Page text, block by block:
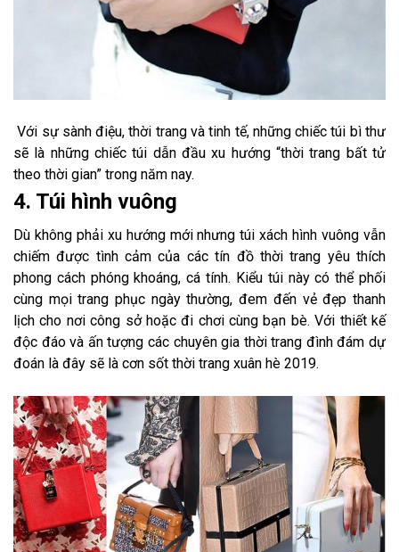
Với sự sành điệu, thời trang và tinh tế, những chiếc túi bì thư
sẽ là những chiếc túi dẫn đầu xu hướng “thời trang bất tử
theo thời gian” trong năm nay.
4. Túi hình vuông
Dù không phải xu hướng mới nhưng túi xách hình vuông vẫn
chiếm được tình cảm của các tín đồ thời trang yêu thích
phong cách phóng khoáng, cá tính. Kiểu túi này có thể phối
cùng mọi trang phục ngày thường, đem đến vẻ đẹp thanh
lịch cho nơi công sở hoặc đi chơi cùng bạn bè. Với thiết kế
độc đáo và ấn tượng các chuyên gia thời trang đình đám dự
đoán là đây sẽ là cơn sốt thời trang xuân hè 2019.